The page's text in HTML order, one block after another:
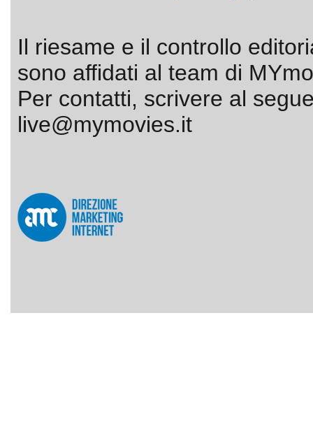
Il riesame e il controllo
sono affidati al team di
Per contatti, scrivere al
live@mymovies.it